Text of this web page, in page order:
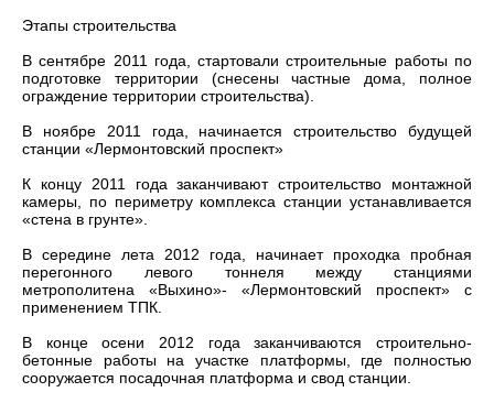
Этапы строительства
В сентябре 2011 года, стартовали строительные работы по
подготовке территории (снесены частные дома, полное
ограждение территории строительства).
В ноябре 2011 года, начинается строительство будущей
станции «Лермонтовский проспект»
К концу 2011 года заканчивают строительство монтажной
камеры, по периметру комплекса станции устанавливается
«стена в грунте».
В середине лета 2012 года, начинает проходка пробная
перегонного левого тоннеля между станциями
метрополитена «Выхино»- «Лермонтовский проспект» с
применением ТПК.
В конце осени 2012 года заканчиваются строительно-
бетонные работы на участке платформы, где полностью
сооружается посадочная платформа и свод станции.